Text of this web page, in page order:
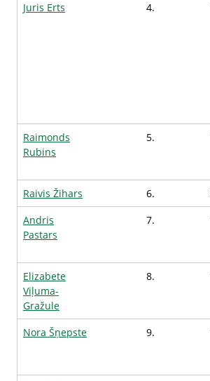
Juris Erts
4.
Raimonds
Rubins
5.
Raivis Žihars
6.
Andris
Pastars
7.
Elizabete
Viļuma-
Gražule
8.
Nora Šņepste
9.